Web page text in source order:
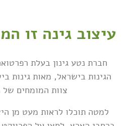
עיצוב גינה זו
חברת נטע גינון בעלת
הגינות בישראל, מאות גינות
צוות המומחים של
למטה תוכלו לראות מעט מן